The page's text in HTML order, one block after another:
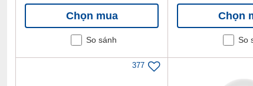
Chọn mua
So sánh
Chọn
So
377